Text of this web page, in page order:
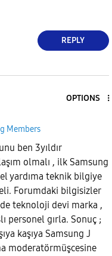
REPLY
OPTIONS
Members
ben 3yıldır
olmalı , ilk Samsung
yardıma teknik bilgiye
Forumdaki bilgisizler
teknoloji devi marka ,
personel gırla. Sonuç ;
kaşıya Samsung J
moderatörmüşcesine